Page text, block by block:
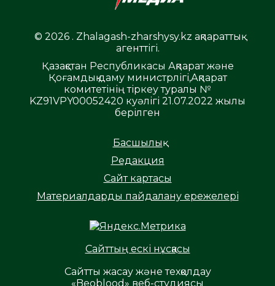
© 2026 . Zhalagash-zharshysy.kz ақпараттық
агенттігі.
Қазақстан Республикасы Ақпарат және
Қоғамдық даму министрлігі,Ақпарат
комитетінің тіркеу туралы №
KZ91VPY00052420 куәлігі 21.07.2022 жылы
берілген
Басшылық
Редакция
Сайт картасы
Материалдарды пайдалану ережелері
Сайттың ескі нұсқасы
Сайтты жасау және техқолдау
«Beoblood» веб-студиясы